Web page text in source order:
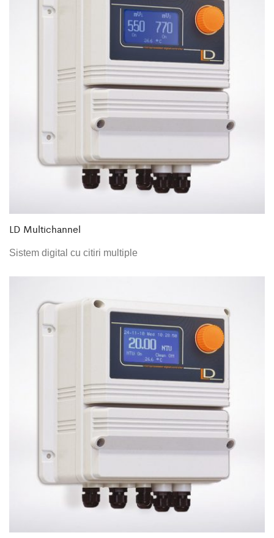
LD Multichannel
Sistem digital cu citiri multiple